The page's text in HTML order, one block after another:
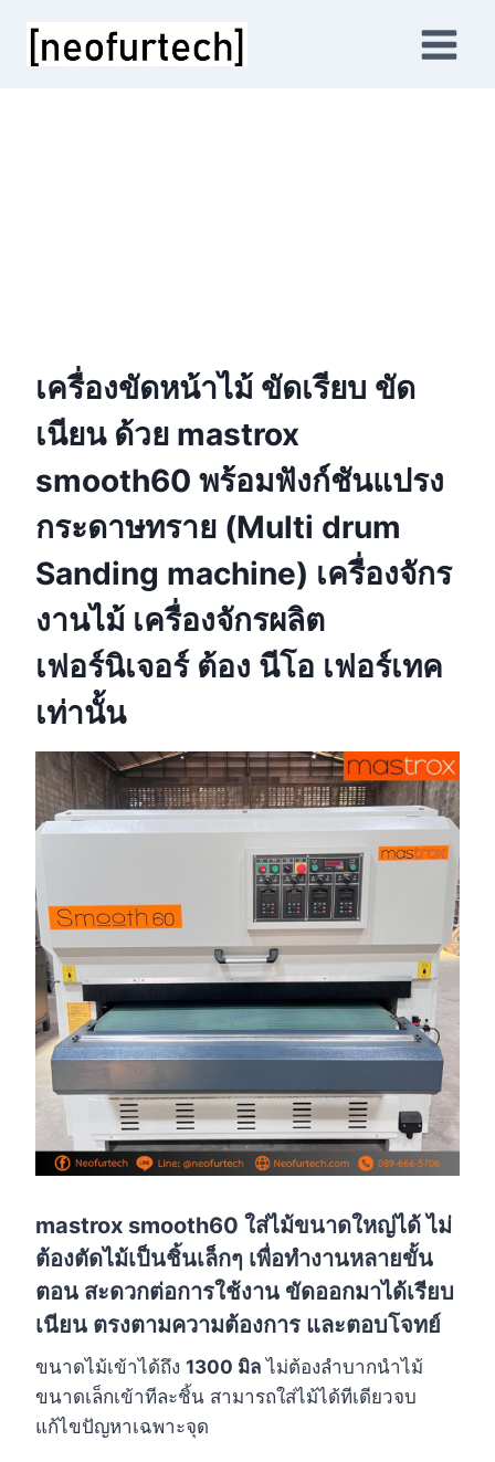
เครื่องขัดหน้าไม้ ขัดเรียบ ขัด
เนียน ด้วย mastrox
smooth60 พร้อมฟังก์ชันแปรง
กระดาษทราย (Multi drum
Sanding machine) เครื่องจักร
งานไม้ เครื่องจักรผลิต
เฟอร์นิเจอร์ ต้อง นีโอ เฟอร์เทค
เท่านั้น
mastrox smooth60 ใส่ไม้ขนาดใหญ่ได้ ไม่
ต้องตัดไม้เป็นชิ้นเล็กๆ เพื่อทำงานหลายขั้น
ตอน สะดวกต่อการใช้งาน ขัดออกมาได้เรียบ
เนียน ตรงตามความต้องการ และตอบโจทย์
ขนาดไม้เข้าได้ถึง 1300 มิล ไม่ต้องลำบากนำไม้
ขนาดเล็กเข้าทีละชิ้น สามารถใส่ไม้ได้ทีเดียวจบ
แก้ไขปัญหาเฉพาะจุด